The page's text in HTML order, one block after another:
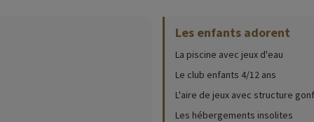
(date d'ouverture, âge pour les club, contenu du pack bébé...),
et jeux d'eau, un incontournable pour des vacances réussies. Si vous
Les enfants adorent
La piscine avec jeux d'eau
Le club enfants 4/12 ans
L'aire de jeux avec structure
Les hébergements insolites